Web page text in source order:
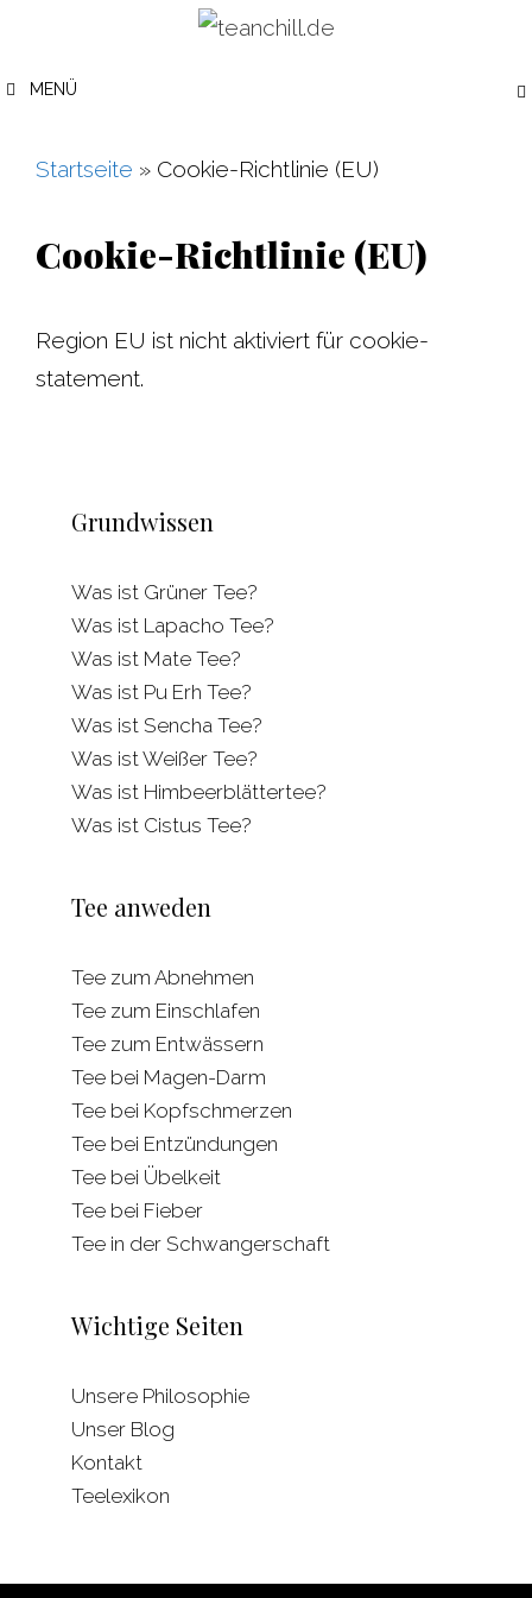
springen
MENÜ
Startseite » Cookie-Richtlinie (EU)
Cookie-Richtlinie (EU)
Region EU ist nicht aktiviert für cookie-
statement.
Grundwissen
Was ist Grüner Tee?
Was ist Lapacho Tee?
Was ist Mate Tee?
Was ist Pu Erh Tee?
Was ist Sencha Tee?
Was ist Weißer Tee?
Was ist Himbeerblättertee?
Was ist Cistus Tee?
Tee anweden
Tee zum Abnehmen
Tee zum Einschlafen
Tee zum Entwässern
Tee bei Magen-Darm
Tee bei Kopfschmerzen
Tee bei Entzündungen
Tee bei Übelkeit
Tee bei Fieber
Tee in der Schwangerschaft
Wichtige Seiten
Unsere Philosophie
Unser Blog
Kontakt
Teelexikon